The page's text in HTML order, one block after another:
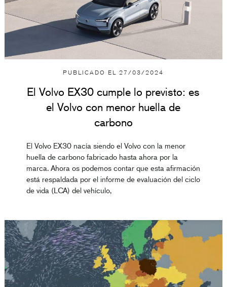
PUBLICADO EL27/03/2024
El Volvo EX30 cumple lo previsto: es
el Volvo con menor huella de
carbono
El Volvo EX30 nacía siendo el Volvo con la menor
huella de carbono fabricado hasta ahora por la
marca. Ahora os podemos contar que esta afirmación
está respaldada por el informe de evaluación del ciclo
de vida (LCA) del vehículo,